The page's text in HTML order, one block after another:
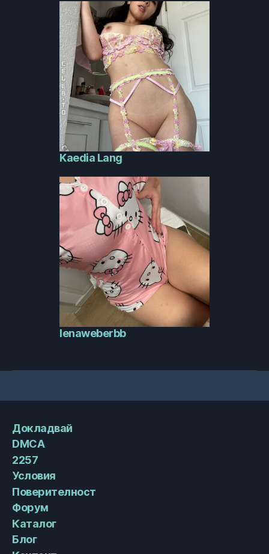
Kaedia Lang
lenaweberbb
Докладвай
DMCA
2257
Условия
Поверителност
Форум
Каталог
Блог